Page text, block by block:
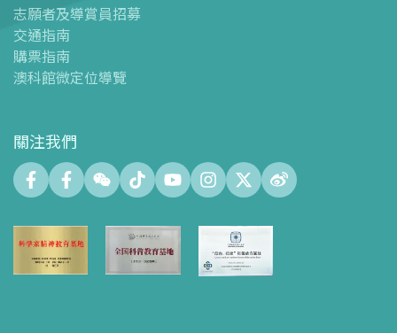
- 科學館兒童世界
- 展覽中心
- 天文館
- 會議中心
數字化製造實驗室 (FABLAB)
創客空間 (Maker Space)
- 智學園地
十五號展廳
- 科創育才綜合空間
志願者及導賞員招募
交通指南
購票指南
澳科館微定位導覽
關注我們